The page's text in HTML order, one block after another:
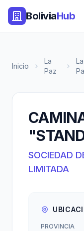
BoliviaHub
Inicio
La
Paz
La
SOCIEDAD
LIMITADA
PROVINCIA